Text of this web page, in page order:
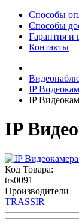
Способы
Способы
Гарантия и
Контакты
IP
IP
IP
Код Товара:
trs0091
Производители
TRASSIR